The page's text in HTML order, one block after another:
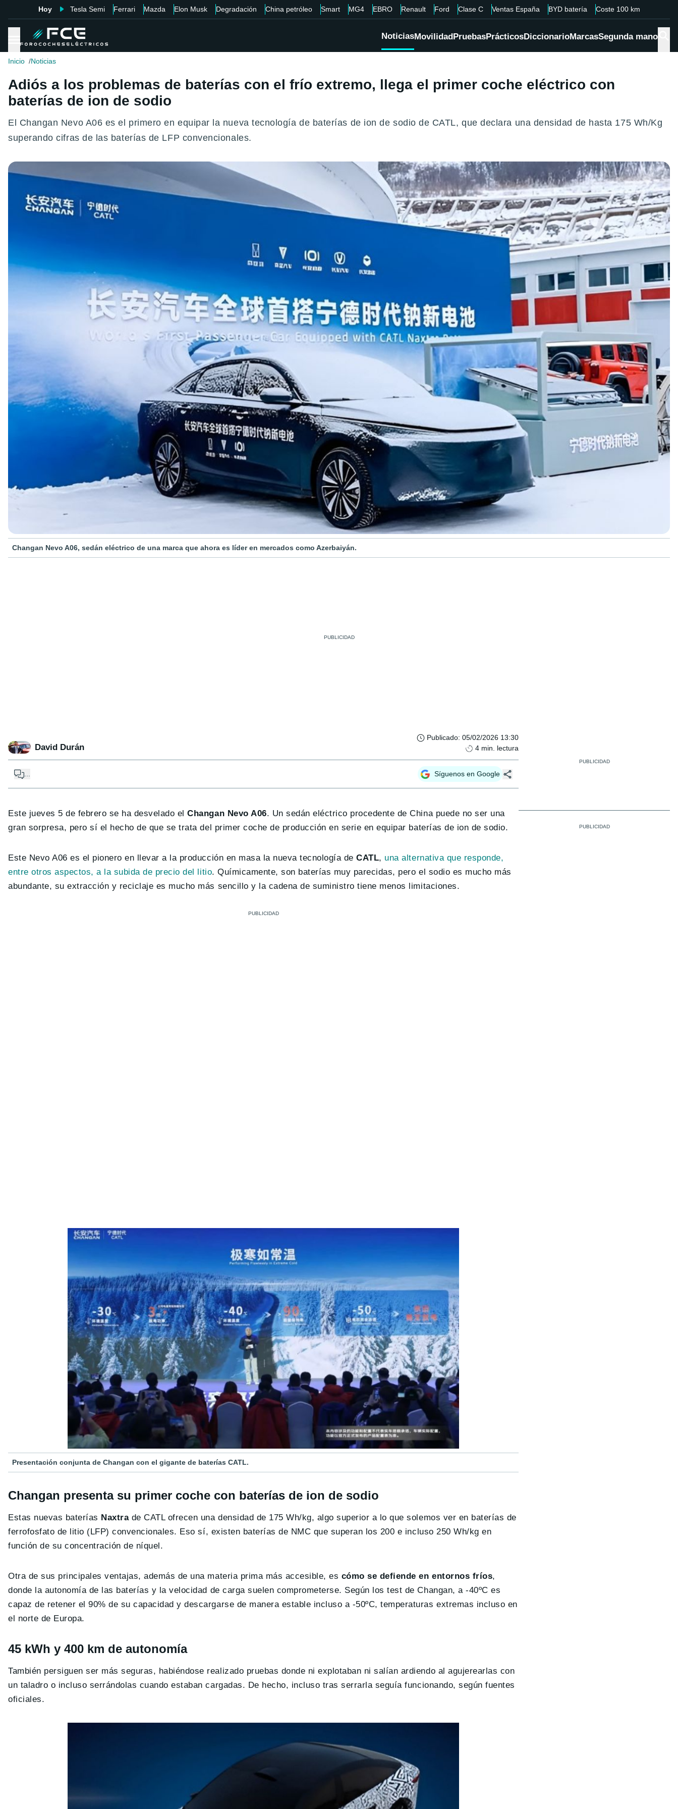
Hoy Tesla Semi Ferrari Mazda Elon Musk Degradación China petróleo Smart MG4 EBRO Renault Ford Clase C Ventas España BYD batería Coste 100 km
NoticiasMovilidadPruebasPrácticosDiccionarioMarcasSegunda mano
Inicio Noticias
Adiós a los problemas de baterías con el frío extremo, llega el primer coche eléctrico con
baterías de ion de sodio
El Changan Nevo A06 es el primero en equipar la nueva tecnología de baterías de ion de sodio de CATL, que declara una densidad de hasta 175 Wh/Kg
superando cifras de las baterías de LFP convencionales.
Changan Nevo A06, sedán eléctrico de una marca que ahora es líder en mercados como Azerbaiyán.
David Durán
Publicado: 05/02/2026 13:30
4 min. lectura
... Síguenos en Google
Este jueves 5 de febrero se ha desvelado elChangan Nevo A06. Un sedán eléctrico procedente de China puede no ser una
gran sorpresa, pero sí el hecho de que se trata del primer coche de producción en serie en equipar baterías de ion de sodio.
Este Nevo A06 es el pionero en llevar a la producción en masa la nueva tecnología deCATL, una alternativa que responde,
entre otros aspectos, a la subida de precio del litio. Químicamente, son baterías muy parecidas, pero el sodio es mucho más
abundante, su extracción y reciclaje es mucho más sencillo y la cadena de suministro tiene menos limitaciones.
Presentación conjunta de Changan con el gigante de baterías CATL.
Changan presenta su primer coche con baterías de ion de sodio
Estas nuevas baterías Naxtra de CATL ofrecen una densidad de 175 Wh/kg, algo superior a lo que solemos ver en baterías de
ferrofosfato de litio (LFP) convencionales. Eso sí, existen baterías de NMC que superan los 200 e incluso 250 Wh/kg en
función de su concentración de níquel.
Otra de sus principales ventajas, además de una materia prima más accesible, es cómo se defiende en entornos fríos,
donde la autonomía de las baterías y la velocidad de carga suelen comprometerse. Según los test de Changan, a -40ºC es
capaz de retener el 90% de su capacidad y descargarse de manera estable incluso a -50ºC, temperaturas extremas incluso en
el norte de Europa.
45 kWh y 400 km de autonomía
También persiguen ser más seguras, habiéndose realizado pruebas donde ni explotaban ni salían ardiendo al agujerearlas con
un taladro o incluso serrándolas cuando estaban cargadas. De hecho, incluso tras serrarla seguía funcionando, según fuentes
oficiales.